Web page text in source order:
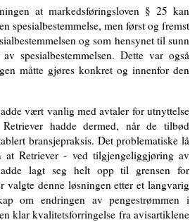
at markedsføringsloven § 25 kan
spesialbestemmelse, men først og fremst
og som hensynet til sunn
spesialbestemmelsen. Dette var også
måtte gjøres konkret og innenfor den
vært vanlig med avtaler for utnyttelse
hadde dermed, når de tilbød
bransjepraksis. Det problematiske lå
at Retriever - ved tilgjengeliggjøring av
lagt seg helt opp til grensen for
valgte denne løsningen etter et langvarig
om endringen av pengestrømmen i
klar kvalitetsforringelse fra avisartiklene